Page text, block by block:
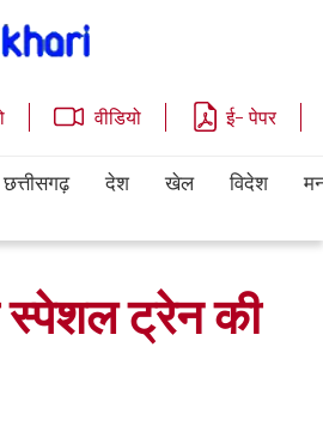
वीडियो ई- पेपर
छत्तीसगढ़ देश खेल विदेश
स्पेशल ट्रेन की